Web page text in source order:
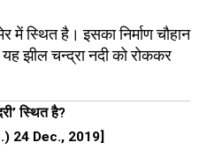
स्थित है। इसका निर्माण चौहान
झील चन्द्रा नदी को रोककर
स्थित है?
24 Dec., 2019]